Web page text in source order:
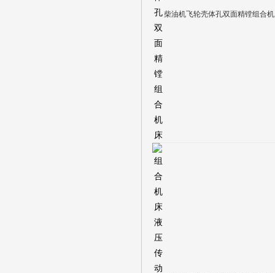
柴油机飞轮壳体孔双面精镗组合